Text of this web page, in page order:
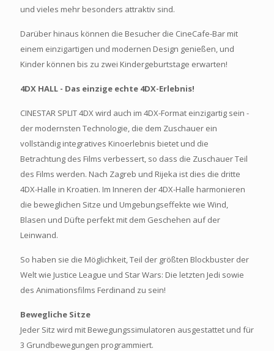
und vieles mehr besonders attraktiv sind.
Darüber hinaus können die Besucher die CineCafe-Bar mit
einem einzigartigen und modernen Design genießen, und
Kinder können bis zu zwei Kindergeburtstage erwarten!
4DX HALL - Das einzige echte 4DX-Erlebnis!
CINESTAR SPLIT 4DX wird auch im 4DX-Format einzigartig sein -
der modernsten Technologie, die dem Zuschauer ein
vollständig integratives Kinoerlebnis bietet und die
Betrachtung des Films verbessert, so dass die Zuschauer Teil
des Films werden. Nach Zagreb und Rijeka ist dies die dritte
4DX-Halle in Kroatien. Im Inneren der 4DX-Halle harmonieren
die beweglichen Sitze und Umgebungseffekte wie Wind,
Blasen und Düfte perfekt mit dem Geschehen auf der
Leinwand.
So haben sie die Möglichkeit, Teil der größten Blockbuster der
Welt wie Justice League und Star Wars: Die letzten Jedi sowie
des Animationsfilms Ferdinand zu sein!
Bewegliche Sitze
Jeder Sitz wird mit Bewegungssimulatoren ausgestattet und für
3 Grundbewegungen programmiert.